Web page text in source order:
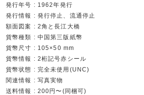
発行年号 : 1962年発行
発行情報 : 発行停止、流通停止
額面図案 : 2角と長江大橋
貨幣種類 : 中国第三版紙幣
貨幣尺寸 : 105×50 mm
貨幣情報 : 2桁記号赤シール
貨幣状態 : 完全未使用(UNC)
関連情報 : 写真実物
送料情報 : 200円〜(同梱可)